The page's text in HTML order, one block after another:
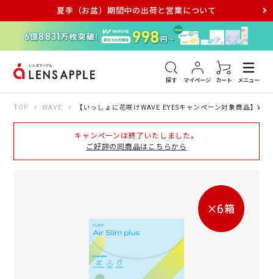
夏季（お盆）期間中の出荷と営業について
探す マイページ カート メニュー
アキュビュー メダリスト メガネ
TOP WAVE 【いっしょに花咲けWAVE EYESキャンペーン対象商品】
キャンペーンは終了いたしました。
ご好評の同商品はこちらから